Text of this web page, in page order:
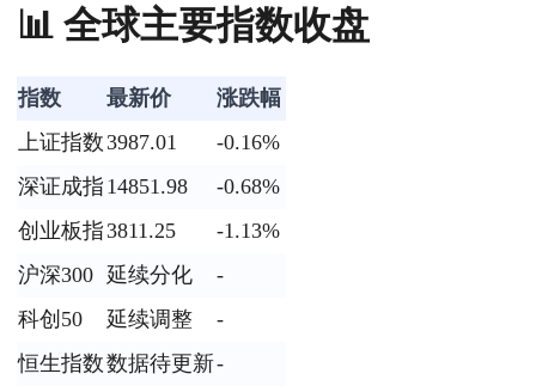
📊 全球主要指数收盘
指数 最新价
涨跌幅
上证指数3987.01
-0.16%
深证成指 14851.98
-0.68%
创业板指3811.25
-1.13%
沪深300 延续分化
-
科创50
延续调整
-
恒生指数数据待更新-